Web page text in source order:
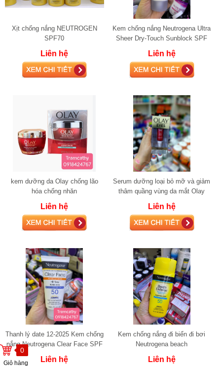
0
Giỏ hàng
Xịt chống nắng NEUTROGEN
SPF70
Liên hệ
Kem chống nắng Neutrogena Ultra
Sheer Dry-Touch Sunblock SPF
Liên hệ
kem dưỡng da Olay chống lão
hóa chống nhăn
Liên hệ
Serum dưỡng loại bỏ mỡ và giảm
thâm quầng vùng da mắt Olay
Lifted Firm
Liên hệ
Thanh lý date 12-2025 Kem chống
nắng Neutrogena Clear Face SPF
55 dành cho da dầu mụn
Liên hệ
Kem chống nắng đi biển đi bơi
Neutrogena beach
Liên hệ